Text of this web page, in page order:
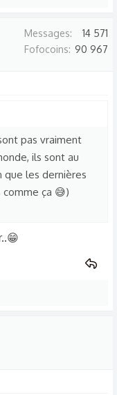
Messages
14 571
Fofocoins 90 967
pas vraiment
ils sont au
que les dernières
ça 😅)